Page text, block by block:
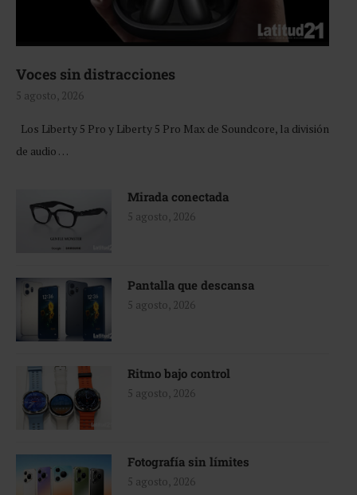
Voces sin distracciones
5 agosto, 2026
Los Liberty 5 Pro y Liberty 5 Pro Max de Soundcore, la división
de audio …
Mirada conectada
5 agosto, 2026
Pantalla que descansa
5 agosto, 2026
Ritmo bajo control
5 agosto, 2026
Fotografía sin límites
5 agosto, 2026